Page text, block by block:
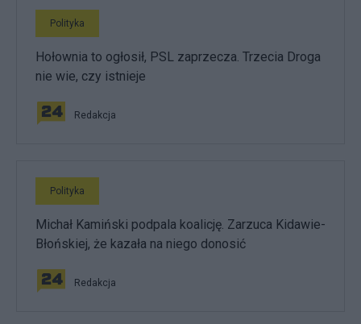
Polityka
Hołownia to ogłosił, PSL zaprzecza. Trzecia Droga
nie wie, czy istnieje
Redakcja
Polityka
Michał Kamiński podpala koalicję. Zarzuca Kidawie-
Błońskiej, że kazała na niego donosić
Redakcja